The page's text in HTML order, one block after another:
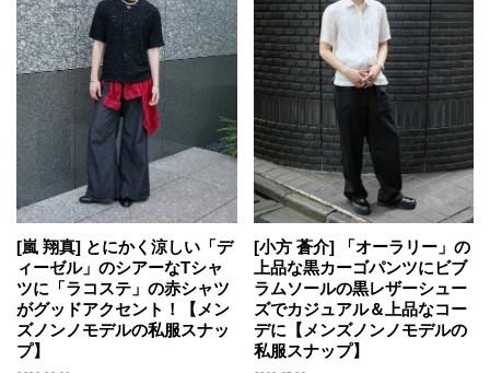
[嵐 翔真] とにかく涼しい「デ
ィーゼル」のシアーなTシャ
ツに「ラコステ」の赤シャツ
がグッドアクセント！【メン
ズノンノモデルの私服スナッ
プ】
[小方 蒼介] 「オーラリー」の
上品な黒カーゴパンツにビブ
ラムソールの黒レザーシュー
ズでカジュアル＆上品なコー
デに【メンズノンノモデルの
私服スナップ】